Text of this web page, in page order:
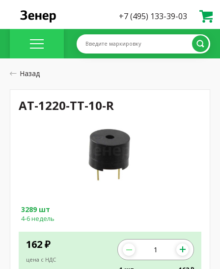
+7 (495) 133-39-03
Введите маркировку
Назад
162 ₽
цена с НДС
3289 шт
4-6 недель
AT-1220-TT-10-R